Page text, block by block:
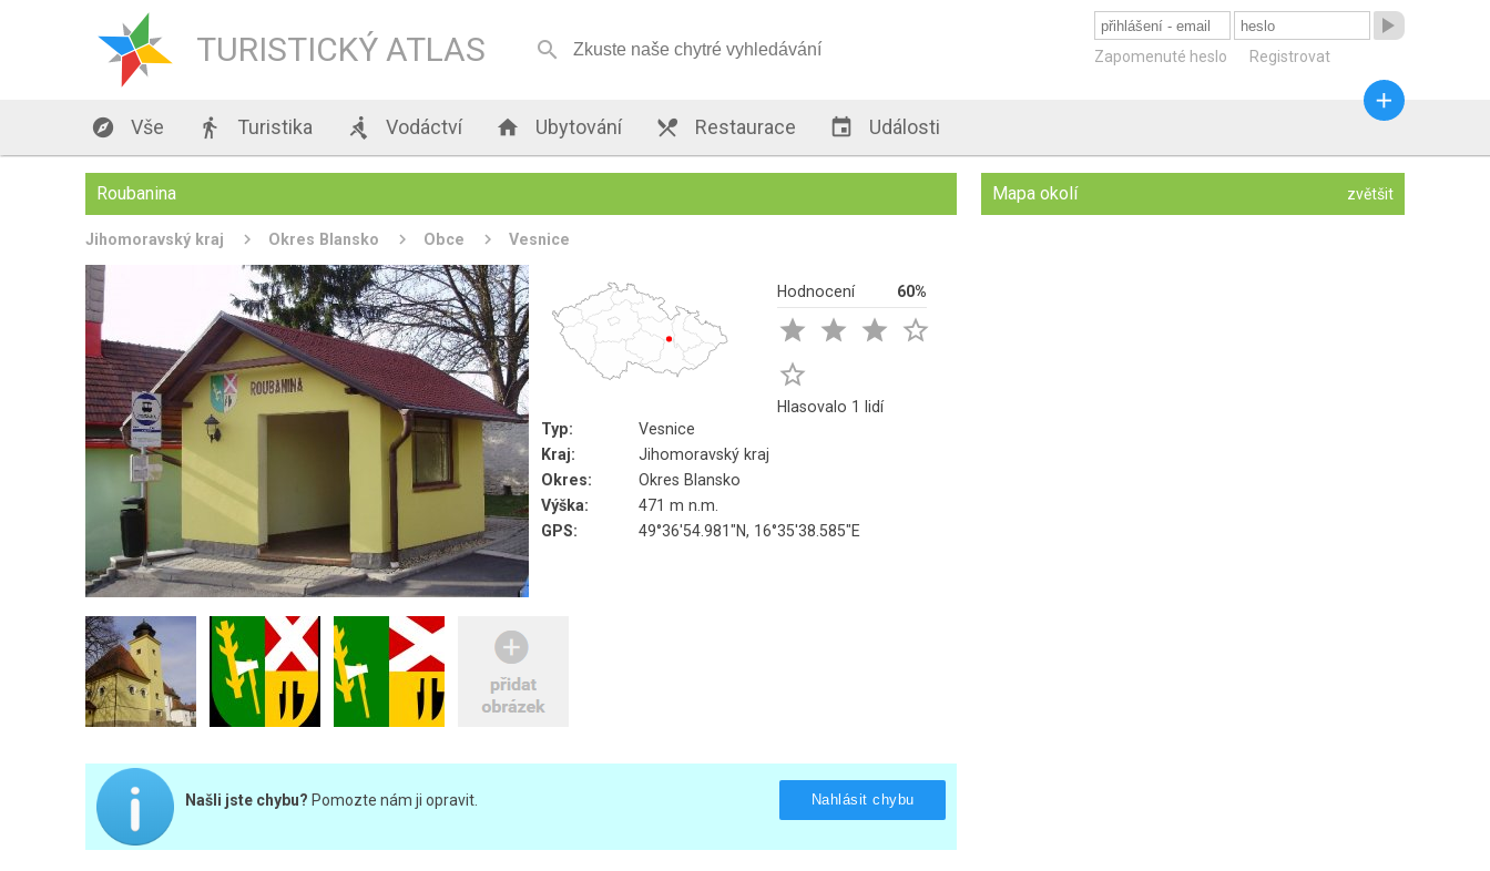
TURISTICKÝ ATLAS 

Zapomenuté heslo Registrovat
 Vše  Turistika  Vodáctví  Ubytování  Restaurace  Události

Roubanina
Jihomoravský kraj Okres Blansko Obce Vesnice
Hodnocení 60%
   

Hlasovalo 1 lidí
Typ:
Vesnice
Kraj:
Jihomoravský kraj
Okres:
Okres Blansko
Výška:
471 m n.m.
GPS:
49°36'54.981"N, 16°35'38.585"E
Našli jste chybu? Pomozte nám ji opravit. Nahlásit chybu
Mapa okolí zvětšit